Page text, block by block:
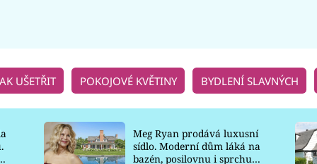
UŠETŘIT POKOJOVÉ KVĚTINY BYDLENÍ SLAVNÝCH
Meg Ryan prodává luxusní
sídlo. Moderní dům láká na
bazén, posilovnu i sprchu